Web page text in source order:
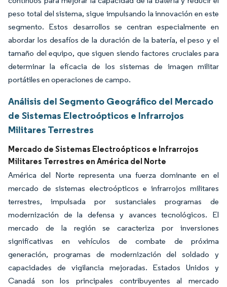
peso total del sistema, sigue impulsando la innovación en este
segmento. Estos desarrollos se centran especialmente en
abordar los desafíos de la duración de la batería, el peso y el
tamaño del equipo, que siguen siendo factores cruciales para
determinar la eficacia de los sistemas de imagen militar
portátiles en operaciones de campo.
Análisis del Segmento Geográfico del Mercado
de Sistemas Electroópticos e Infrarrojos
Militares Terrestres
Mercado de Sistemas Electroópticos e Infrarrojos
Militares Terrestres en América del Norte
América del Norte representa una fuerza dominante en el
mercado de sistemas electroópticos e infrarrojos militares
terrestres, impulsada por sustanciales programas de
modernización de la defensa y avances tecnológicos. El
mercado de la región se caracteriza por inversiones
significativas en vehículos de combate de próxima
generación, programas de modernización del soldado y
capacidades de vigilancia mejoradas. Estados Unidos y
Canadá son los principales contribuyentes al mercado